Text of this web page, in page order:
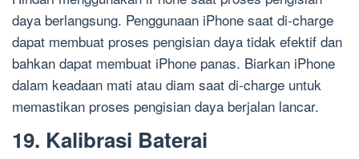
daya berlangsung. Penggunaan iPhone saat di-charge
dapat membuat proses pengisian daya tidak efektif dan
bahkan dapat membuat iPhone panas. Biarkan iPhone
dalam keadaan mati atau diam saat di-charge untuk
memastikan proses pengisian daya berjalan lancar.
19. Kalibrasi Baterai